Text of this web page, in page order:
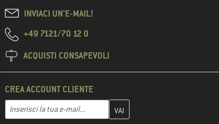
INVIACI UN'E-MAIL!
+49 7121/70 12 0
ACQUISTI CONSAPEVOLI
CREA ACCOUNT CLIENTE
Indirizzo e-mail
Inserisci qui il tuo indirizzo e-mail e crea il tuo account cliente